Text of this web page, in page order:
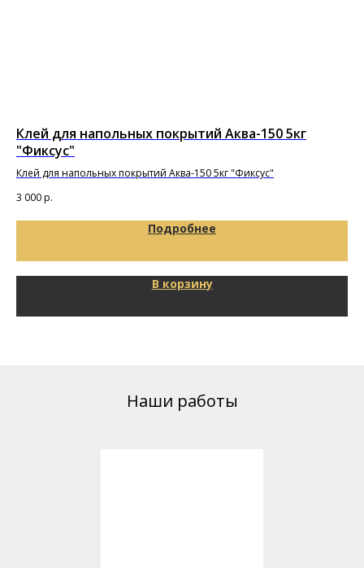
Клей для напольных покрытий Аква-150 5кг
"Фиксус"
Клей для напольных покрытий Аква-150 5кг "Фиксус"
3 000р.
Подробнее
В корзину
Наши работы